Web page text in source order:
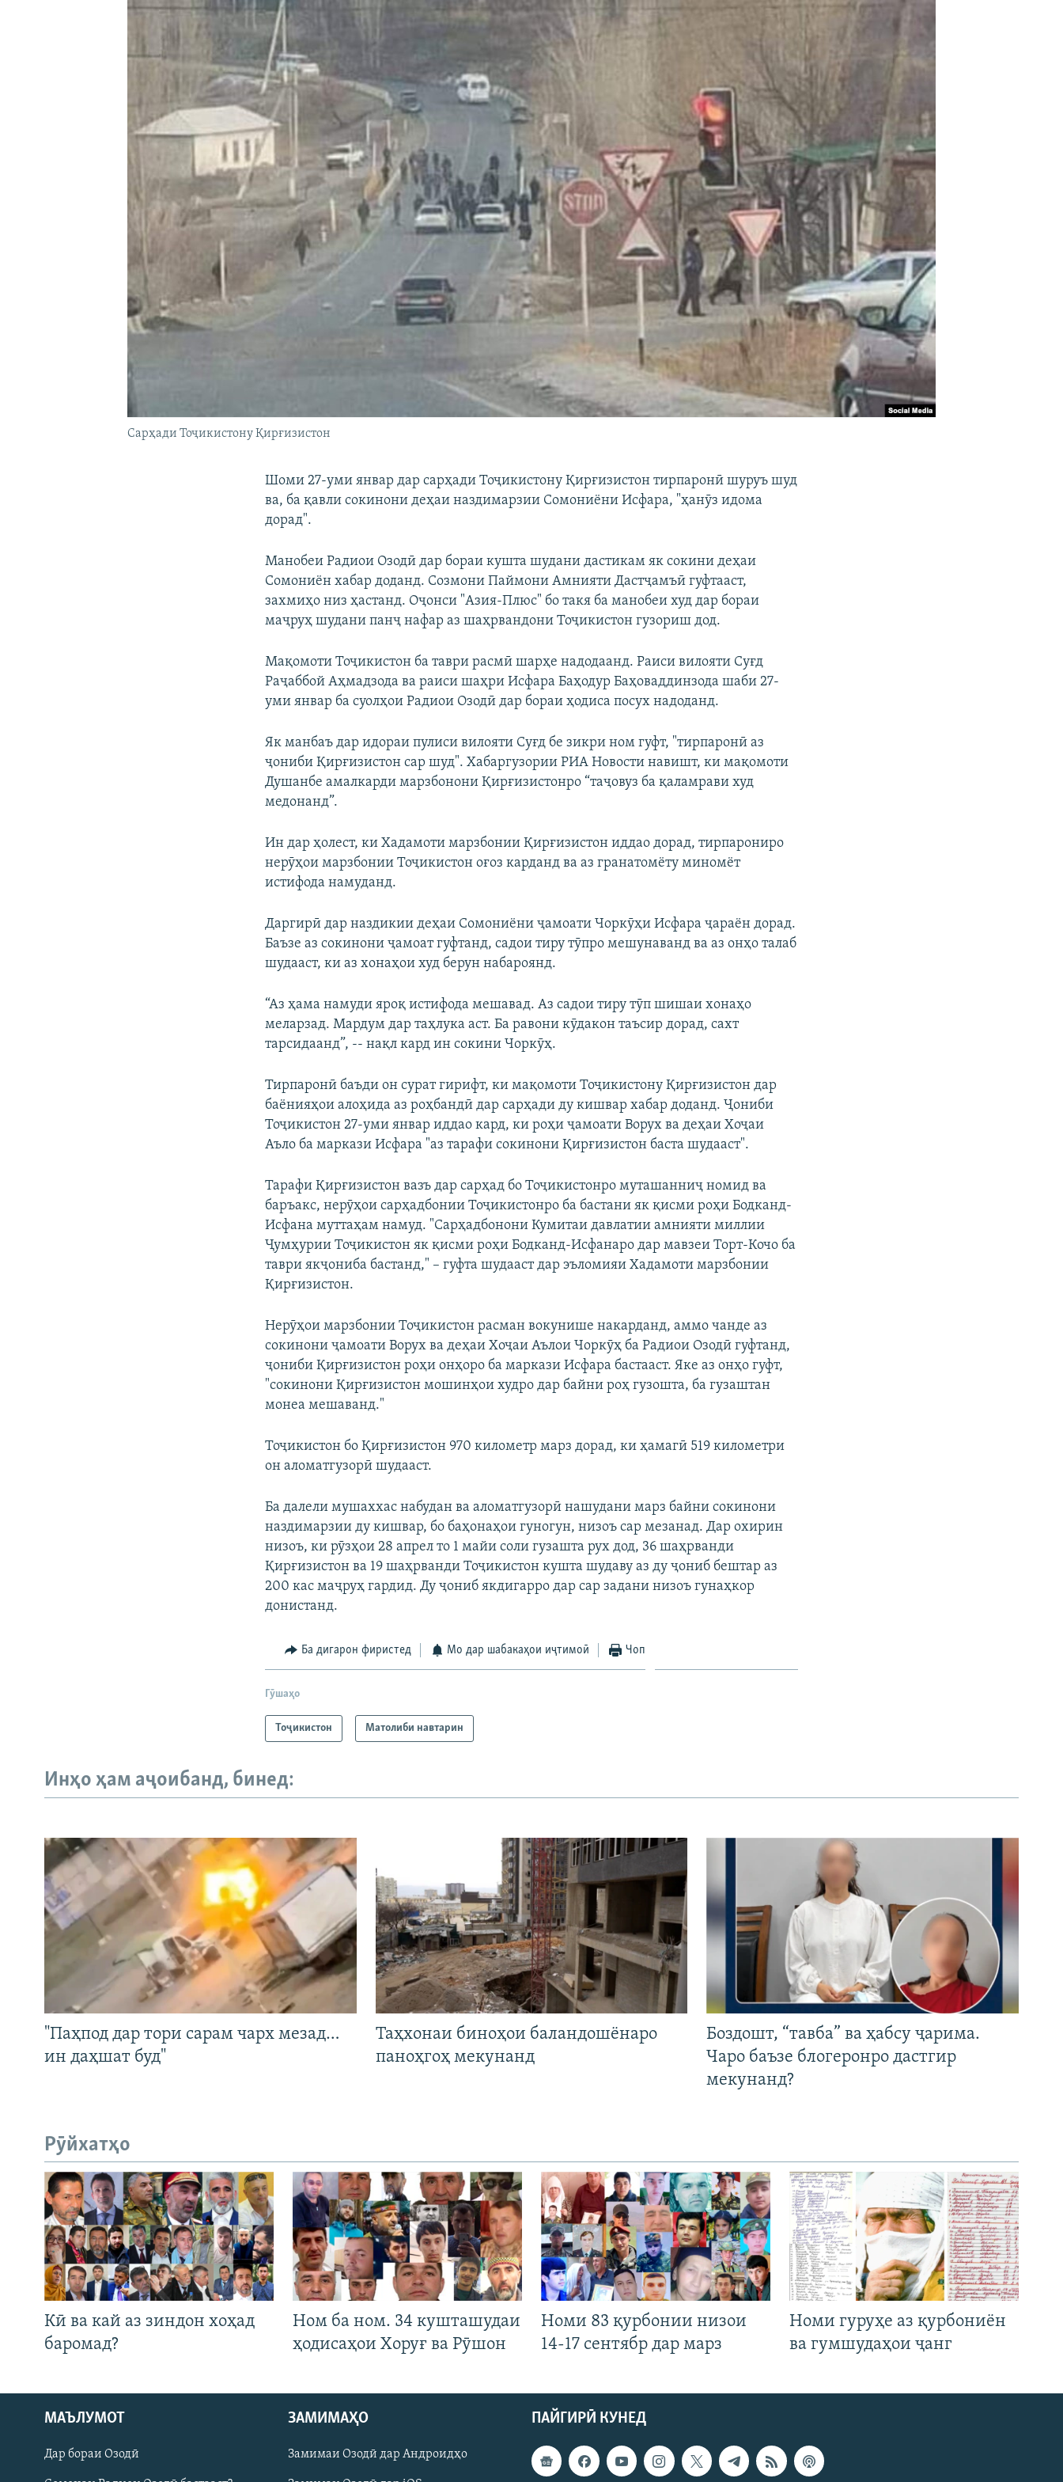
Русский
ПАЙГИРӢ КУНЕД
Сарҳади Тоҷикистону Қирғизистон
Шоми 27-уми январ дар сарҳади Тоҷикистону Қирғизистон тирпаронӣ шуруъ шуд
ва, ба қавли сокинони деҳаи наздимарзии Сомониёни Исфара, "ҳанӯз идома
дорад".
Манобеи Радиои Озодӣ дар бораи кушта шудани дастикам як сокини деҳаи
Сомониён хабар доданд. Созмони Паймони Амнияти Дастҷамъӣ гуфтааст,
захмиҳо низ ҳастанд. Оҷонси "Азия-Плюс" бо такя ба манобеи худ дар бораи
маҷруҳ шудани панҷ нафар аз шаҳрвандони Тоҷикистон гузориш дод.
Мақомоти Тоҷикистон ба таври расмӣ шарҳе надодаанд. Раиси вилояти Суғд
Раҷаббой Аҳмадзода ва раиси шаҳри Исфара Баҳодур Баҳоваддинзода шаби 27-
уми январ ба суолҳои Радиои Озодӣ дар бораи ҳодиса посух надоданд.
Як манбаъ дар идораи пулиси вилояти Суғд бе зикри ном гуфт, "тирпаронӣ аз
ҷониби Қирғизистон сар шуд". Хабаргузории РИА Новости навишт, ки мақомоти
Душанбе амалкарди марзбонони Қирғизистонро “таҷовуз ба қаламрави худ
медонанд”.
Ин дар ҳолест, ки Хадамоти марзбонии Қирғизистон иддао дорад, тирпарониро
нерӯҳои марзбонии Тоҷикистон оғоз карданд ва аз гранатомёту миномёт
истифода намуданд.
Даргирӣ дар наздикии деҳаи Сомониёни ҷамоати Чоркӯҳи Исфара ҷараён дорад.
Баъзе аз сокинони ҷамоат гуфтанд, садои тиру тӯпро мешунаванд ва аз онҳо талаб
шудааст, ки аз хонаҳои худ берун набароянд.
“Аз ҳама намуди яроқ истифода мешавад. Аз садои тиру тӯп шишаи хонаҳо
меларзад. Мардум дар таҳлука аст. Ба равони кӯдакон таъсир дорад, сахт
тарсидаанд”, -- нақл кард ин сокини Чоркӯҳ.
Тирпаронӣ баъди он сурат гирифт, ки мақомоти Тоҷикистону Қирғизистон дар
баёнияҳои алоҳида аз роҳбандӣ дар сарҳади ду кишвар хабар доданд. Ҷониби
Тоҷикистон 27-уми январ иддао кард, ки роҳи ҷамоати Ворух ва деҳаи Хоҷаи
Аъло ба маркази Исфара "аз тарафи сокинони Қирғизистон баста шудааст".
Тарафи Қирғизистон вазъ дар сарҳад бо Тоҷикистонро муташанниҷ номид ва
баръакс, нерӯҳои сарҳадбонии Тоҷикистонро ба бастани як қисми роҳи Бодканд-
Исфана муттаҳам намуд. "Сарҳадбонони Кумитаи давлатии амнияти миллии
Ҷумҳурии Тоҷикистон як қисми роҳи Бодканд-Исфанаро дар мавзеи Торт-Кочо ба
таври якҷониба бастанд," – гуфта шудааст дар эъломияи Хадамоти марзбонии
Қирғизистон.
Нерӯҳои марзбонии Тоҷикистон расман вокунише накарданд, аммо чанде аз
сокинони ҷамоати Ворух ва деҳаи Хоҷаи Аълои Чоркӯҳ ба Радиои Озодӣ гуфтанд,
ҷониби Қирғизистон роҳи онҳоро ба маркази Исфара бастааст. Яке аз онҳо гуфт,
"сокинони Қирғизистон мошинҳои худро дар байни роҳ гузошта, ба гузаштан
монеа мешаванд."
Тоҷикистон бо Қирғизистон 970 километр марз дорад, ки ҳамагӣ 519 километри
он аломатгузорӣ шудааст.
Ба далели мушаххас набудан ва аломатгузорӣ нашудани марз байни сокинони
наздимарзии ду кишвар, бо баҳонаҳои гуногун, низоъ сар мезанад. Дар охирин
низоъ, ки рӯзҳои 28 апрел то 1 майи соли гузашта рух дод, 36 шаҳрванди
Қирғизистон ва 19 шаҳрванди Тоҷикистон кушта шудаву аз ду ҷониб бештар аз
200 кас маҷруҳ гардид. Ду ҷониб якдигарро дар сар задани низоъ гунаҳкор
донистанд.
Ба дигарон фиристед Мо дар шабакаҳои иҷтимоӣ Чоп
Гӯшаҳо
Тоҷикистон Матолиби навтарин
Инҳо ҳам аҷоибанд, бинед:
"Паҳпод дар тори сарам чарх мезад…
ин даҳшат буд"
Таҳхонаи биноҳои баландошёнаро
паноҳгоҳ мекунанд
Боздошт, “тавба” ва ҳабсу ҷарима.
Чаро баъзе блогеронро дастгир
мекунанд?
Рӯйхатҳо
Кӣ ва кай аз зиндон хоҳад
баромад?
Ном ба ном. 34 кушташудаи
ҳодисаҳои Хоруғ ва Рӯшон
Номи 83 қурбонии низои
14-17 сентябр дар марз
Номи гуруҳе аз қурбониён
ва гумшудаҳои ҷанг
ПАЙГИРӢ КУНЕД
МАЪЛУМОТ
Дар бораи Озодӣ
ЗАМИМАҲО
Замимаи Озодӣ дар Андроидҳо